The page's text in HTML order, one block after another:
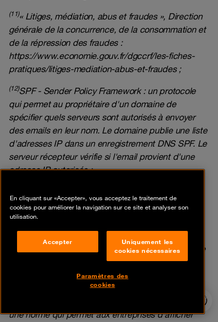
(11)« Litiges, médiation, abus et fraudes », Direction
générale de la concurrence, de la consommation et
de la répression des fraudes :
https://www.economie.gouv.fr/dgccrf/les-fiches-
pratiques/litiges-mediation-abus-et-fraudes;
(12)SPF - Sender Policy Framework : un protocole
qui permet au propriétaire d'un domaine de
spécifier quels serveurs sont autorisés à envoyer
des emails en leur nom. Le domaine publie une liste
d'adresses IP dans un enregistrement DNS SPF. Le
serveur récepteur vérifie si l'email provient d'une
adresse IP autorisée ;
Reporting & Conformance : un protocole qui utilise
DKIM et SPF pour déterminer si un email est
authentique, et indique aux serveurs récepteurs
comment traiter les emails qui échouent ces
vérifications. Le propriétaire du domaine publie une
politique DMARC dans le DNS, qui indique si les
emails non authentifiés doivent être rejetés, mis en
quarantaine ou acceptés ;
une norme qui permet aux entreprises d'afficher
En cliquant sur «Accepter», vous acceptez le traitement de
cookies pour améliorer la navigation sur ce site et analyser son
utilisation.
Accepter
Uniquement les
cookies nécessaires
Paramètres des
cookies